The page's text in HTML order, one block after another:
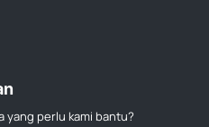
yang perlu kami bantu?